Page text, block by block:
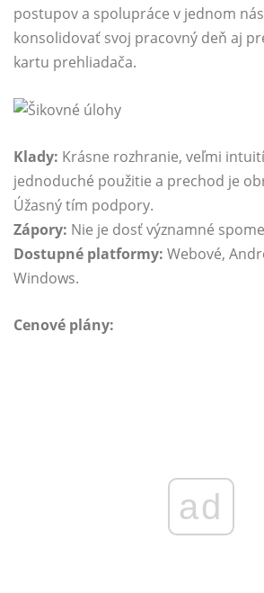
postupov a spolupráce v jednom
konsolidovať svoj pracovný deň aj
kartu prehliadača.
Klady: Krásne rozhranie, veľmi
jednoduché použitie a prechod je
Úžasný tím podpory.
Zápory: Nie je dosť významné
Dostupné platformy: Webové,
Windows.
Cenové plány:
ad